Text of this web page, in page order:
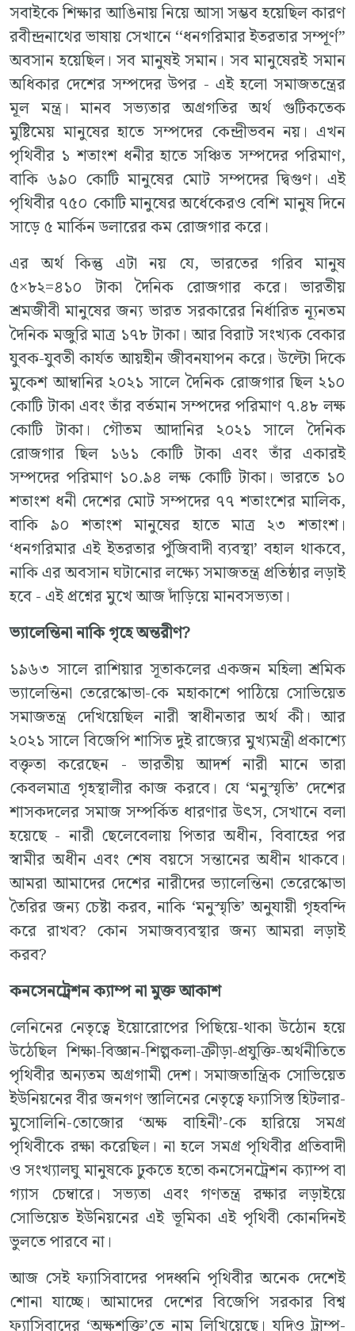
সবাইকে শিক্ষার আঙিনায় নিয়ে আসা সম্ভব হয়েছিল কারণ
রবীন্দ্রনাথের ভাষায় সেখানে ‘‘ধনগরিমার ইতরতার সম্পূর্ণ”
অবসান হয়েছিল। সব মানুষই সমান। সব মানুষেরই সমান
অধিকার দেশের সম্পদের উপর - এই হলো সমাজতন্ত্রের
মূল মন্ত্র। মানব সভ্যতার অগ্রগতির অর্থ গুটিকতেক
মুষ্টিমেয় মানুষের হাতে সম্পদের কেন্দ্রীভবন নয়। এখন
পৃথিবীর ১ শতাংশ ধনীর হাতে সঞ্চিত সম্পদের পরিমাণ,
বাকি ৬৯০ কোটি মানুষের মোট সম্পদের দ্বিগুণ। এই
পৃথিবীর ৭৫০ কোটি মানুষের অর্ধেকেরও বেশি মানুষ দিনে
সাড়ে ৫ মার্কিন ডলারের কম রোজগার করে।
এর অর্থ কিন্তু এটা নয় যে, ভারতের গরিব মানুষ
৫×৮২=৪১০ টাকা দৈনিক রোজগার করে। ভারতীয়
শ্রমজীবী মানুষের জন্য ভারত সরকারের নির্ধারিত ন্যূনতম
দৈনিক মজুরি মাত্র ১৭৮ টাকা। আর বিরাট সংখ্যক বেকার
যুবক-যুবতী কার্যত আয়হীন জীবনযাপন করে। উল্টো দিকে
মুকেশ আম্বানির ২০২১ সালে দৈনিক রোজগার ছিল ২১০
কোটি টাকা এবং তাঁর বর্তমান সম্পদের পরিমাণ ৭.৪৮ লক্ষ
কোটি টাকা। গৌতম আদানির ২০২১ সালে দৈনিক
রোজগার ছিল ১৬১ কোটি টাকা এবং তাঁর একারই
সম্পদের পরিমাণ ১০.৯৪ লক্ষ কোটি টাকা। ভারতে ১০
শতাংশ ধনী দেশের মোট সম্পদের ৭৭ শতাংশের মালিক,
বাকি ৯০ শতাংশ মানুষের হাতে মাত্র ২৩ শতাংশ।
‘ধনগরিমার এই ইতরতার পুঁজিবাদী ব্যবস্থা’ বহাল থাকবে,
নাকি এর অবসান ঘটানোর লক্ষ্যে সমাজতন্ত্র প্রতিষ্ঠার লড়াই
হবে - এই প্রশ্নের মুখে আজ দাঁড়িয়ে মানবসভ্যতা।
ভ্যালেন্তিনা নাকি গৃহে অন্তরীণ?
১৯৬৩ সালে রাশিয়ার সূতাকলের একজন মহিলা শ্রমিক
ভ্যালেন্তিনা তেরেস্কোভা-কে মহাকাশে পাঠিয়ে সোভিয়েত
সমাজতন্ত্র দেখিয়েছিল নারী স্বাধীনতার অর্থ কী। আর
২০২১ সালে বিজেপি শাসিত দুই রাজ্যের মুখ্যমন্ত্রী প্রকাশ্যে
বক্তৃতা করেছেন - ভারতীয় আদর্শ নারী মানে তারা
কেবলমাত্র গৃহস্থালীর কাজ করবে। যে ‘মনুস্মৃতি’ দেশের
শাসকদলের সমাজ সম্পর্কিত ধারণার উৎস, সেখানে বলা
হয়েছে - নারী ছেলেবেলায় পিতার অধীন, বিবাহের পর
স্বামীর অধীন এবং শেষ বয়সে সন্তানের অধীন থাকবে।
আমরা আমাদের দেশের নারীদের ভ্যালেন্তিনা তেরেস্কোভা
তৈরির জন্য চেষ্টা করব, নাকি ‘মনুস্মৃতি’ অনুযায়ী গৃহবন্দি
করে রাখব? কোন সমাজব্যবস্থার জন্য আমরা লড়াই
করব?
কনসেনট্রেশন ক্যাম্প না মুক্ত আকাশ
লেনিনের নেতৃত্বে ইয়োরোপের পিছিয়ে-থাকা উঠোন হয়ে
উঠেছিল শিক্ষা-বিজ্ঞান-শিল্পকলা-ক্রীড়া-প্রযুক্তি-অর্থনীতিতে
পৃথিবীর অন্যতম অগ্রগামী দেশ। সমাজতান্ত্রিক সোভিয়েত
ইউনিয়নের বীর জনগণ স্তালিনের নেতৃত্বে ফ্যাসিস্ত হিটলার-
মুসোলিনি-তোজোর ‘অক্ষ বাহিনী’-কে হারিয়ে সমগ্র
পৃথিবীকে রক্ষা করেছিল। না হলে সমগ্র পৃথিবীর প্রতিবাদী
ও সংখ্যালঘু মানুষকে ঢুকতে হতো কনসেনট্রেশন ক্যাম্প বা
গ্যাস চেম্বারে। সভ্যতা এবং গণতন্ত্র রক্ষার লড়াইয়ে
সোভিয়েত ইউনিয়নের এই ভূমিকা এই পৃথিবী কোনদিনই
ভুলতে পারবে না।
আজ সেই ফ্যাসিবাদের পদধ্বনি পৃথিবীর অনেক দেশেই
শোনা যাচ্ছে। আমাদের দেশের বিজেপি সরকার বিশ্ব